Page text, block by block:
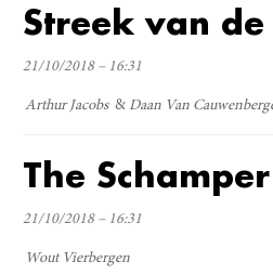
Streek van
21/10/2018 – 16:31
Arthur Jacobs Daan Van
The
21/10/2018 – 16:31
Wout Vierbergen